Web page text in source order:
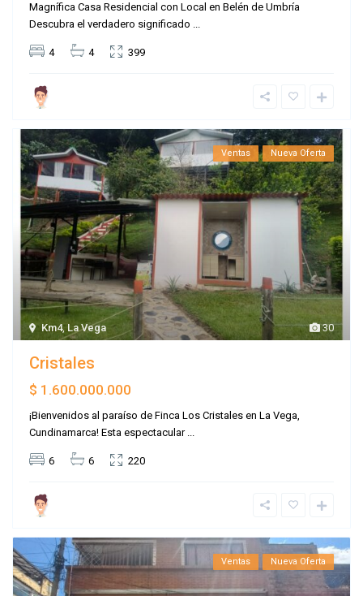
Magnífica Casa Residencial con Local en Belén de Umbría
Descubra el verdadero significado ...
4 4 399
30
Km4,La Vega
Ventas Nueva Oferta
Cristales
$ 1.600.000.000
¡Bienvenidos al paraíso de Finca Los Cristales en La Vega,
Cundinamarca! Esta espectacular ...
6 6 220
Ventas Nueva Oferta